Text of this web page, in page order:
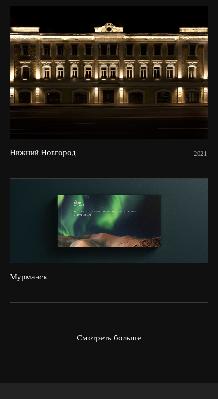
Нижний Новгород 2021
Мурманск
Смотреть больше